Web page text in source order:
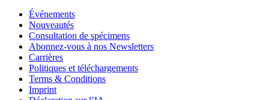
Événements
Nouveautés
Consultation de spécimens
Abonnez-vous à nos Newsletters
Carrières
Politiques et téléchargements
Terms & Conditions
Imprint